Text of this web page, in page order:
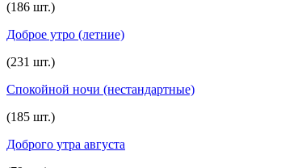
(186 шт.)
Доброе утро (летние)
(231 шт.)
Спокойной ночи (нестандартные)
(185 шт.)
Доброго утра августа